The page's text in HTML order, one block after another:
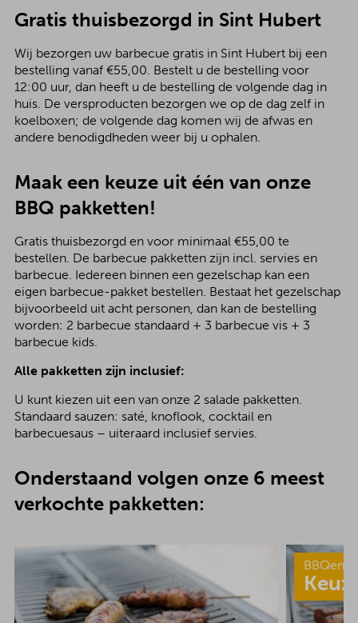
Gratis thuisbezorgd in Sint Hubert
Wij bezorgen uw barbecue gratis in Sint Hubert bij een
bestelling vanaf €55,00. Bestelt u de bestelling voor
12:00 uur, dan heeft u de bestelling de volgende dag in
huis. De versproducten bezorgen we op de dag zelf in
koelboxen; de volgende dag komen wij de afwas en
andere benodigdheden weer bij u ophalen.
Maak een keuze uit één van onze
BBQ pakketten!
Gratis thuisbezorgd en voor minimaal €55,00 te
bestellen. De barbecue pakketten zijn incl. servies en
barbecue. Iedereen binnen een gezelschap kan een
eigen barbecue-pakket bestellen. Bestaat het gezelschap
bijvoorbeeld uit acht personen, dan kan de bestelling
worden: 2 barbecue standaard + 3 barbecue vis + 3
barbecue kids.
Alle pakketten zijn inclusief:
U kunt kiezen uit een van onze 2 salade pakketten.
Standaard sauzen: saté, knoflook, cocktail en
barbecuesaus – uiteraard inclusief servies.
Onderstaand volgen onze 6 meest
verkochte pakketten: